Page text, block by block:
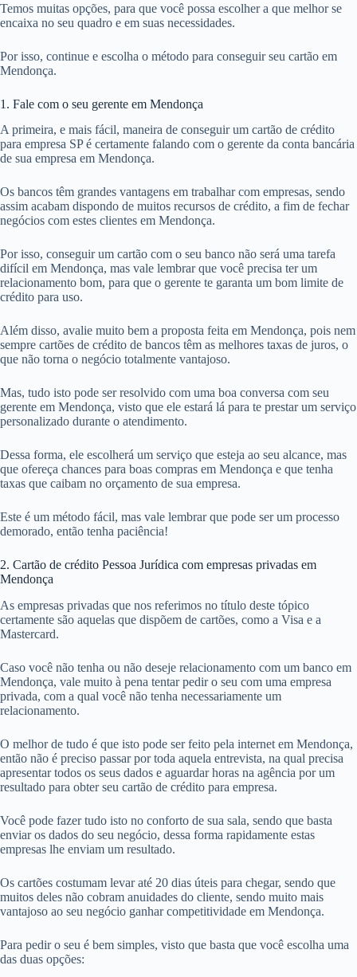
Temos muitas opções, para que você possa escolher a que melhor se
encaixa no seu quadro e em suas necessidades.
Por isso, continue e escolha o método para conseguir seu cartão em
Mendonça.
1. Fale com o seu gerente em Mendonça
A primeira, e mais fácil, maneira de conseguir um cartão de crédito
para empresa SP é certamente falando com o gerente da conta bancária
de sua empresa em Mendonça.
Os bancos têm grandes vantagens em trabalhar com empresas, sendo
assim acabam dispondo de muitos recursos de crédito, a fim de fechar
negócios com estes clientes em Mendonça.
Por isso, conseguir um cartão com o seu banco não será uma tarefa
difícil em Mendonça, mas vale lembrar que você precisa ter um
relacionamento bom, para que o gerente te garanta um bom limite de
crédito para uso.
Além disso, avalie muito bem a proposta feita em Mendonça, pois nem
sempre cartões de crédito de bancos têm as melhores taxas de juros, o
que não torna o negócio totalmente vantajoso.
Mas, tudo isto pode ser resolvido com uma boa conversa com seu
gerente em Mendonça, visto que ele estará lá para te prestar um serviço
personalizado durante o atendimento.
Dessa forma, ele escolherá um serviço que esteja ao seu alcance, mas
que ofereça chances para boas compras em Mendonça e que tenha
taxas que caibam no orçamento de sua empresa.
Este é um método fácil, mas vale lembrar que pode ser um processo
demorado, então tenha paciência!
2. Cartão de crédito Pessoa Jurídica com empresas privadas em
Mendonça
As empresas privadas que nos referimos no título deste tópico
certamente são aquelas que dispõem de cartões, como a Visa e a
Mastercard.
Caso você não tenha ou não deseje relacionamento com um banco em
Mendonça, vale muito à pena tentar pedir o seu com uma empresa
privada, com a qual você não tenha necessariamente um
relacionamento.
O melhor de tudo é que isto pode ser feito pela internet em Mendonça,
então não é preciso passar por toda aquela entrevista, na qual precisa
apresentar todos os seus dados e aguardar horas na agência por um
resultado para obter seu cartão de crédito para empresa.
Você pode fazer tudo isto no conforto de sua sala, sendo que basta
enviar os dados do seu negócio, dessa forma rapidamente estas
empresas lhe enviam um resultado.
Os cartões costumam levar até 20 dias úteis para chegar, sendo que
muitos deles não cobram anuidades do cliente, sendo muito mais
vantajoso ao seu negócio ganhar competitividade em Mendonça.
Para pedir o seu é bem simples, visto que basta que você escolha uma
das duas opções: